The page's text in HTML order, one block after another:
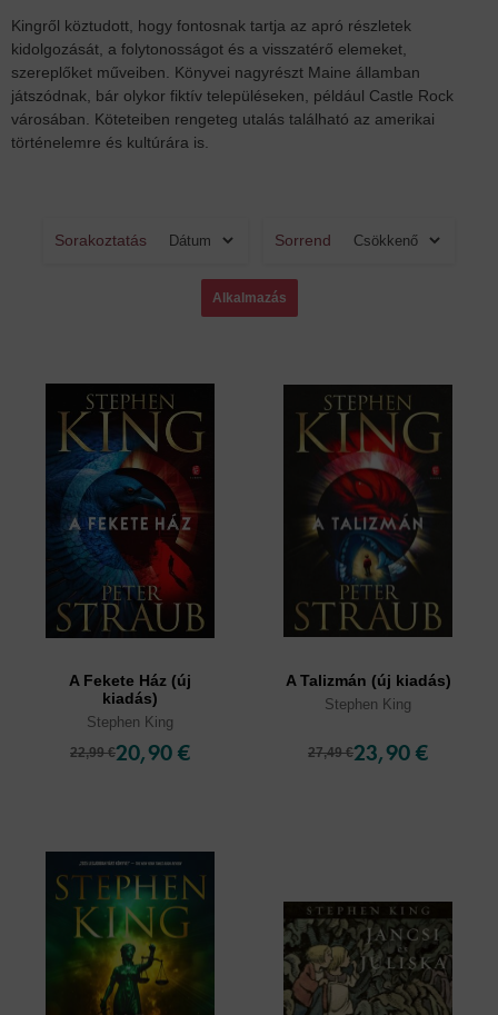
Kingről köztudott, hogy fontosnak tartja az apró részletek
kidolgozását, a folytonosságot és a visszatérő elemeket,
szereplőket műveiben. Könyvei nagyrészt Maine államban
játszódnak, bár olykor fiktív településeken, például Castle Rock
városában. Köteteiben rengeteg utalás található az amerikai
történelemre és kultúrára is.
Sorakoztatás Sorrend
A Fekete Ház (új
kiadás)
Stephen King
22,99 €20,90 €
A Talizmán (új kiadás)
Stephen King
27,49 €23,90 €